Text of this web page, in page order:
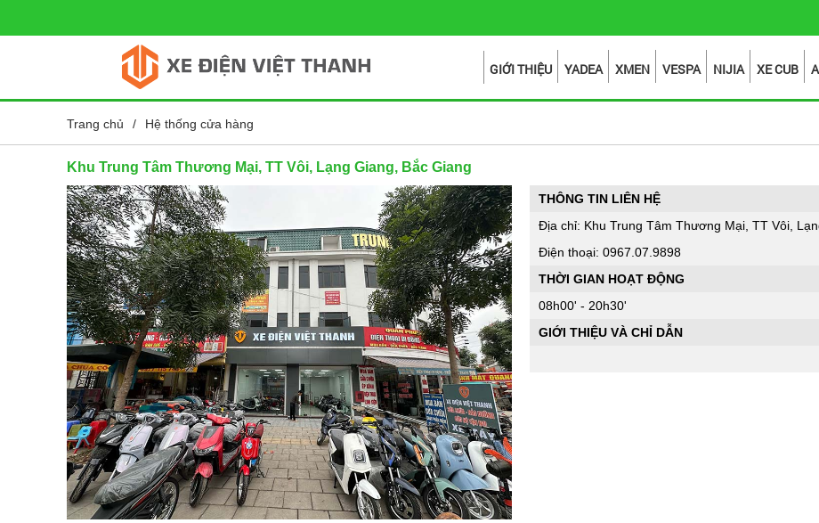
GIỚI THIỆU YADEA XMEN VESPA NIJIA XE CUB
Trang chủ / Hệ thống cửa hàng
Khu Trung Tâm Thương Mại, TT Vôi, Lạng Giang, Bắc Giang
THÔNG TIN LIÊN HỆ
Địa chỉ: Khu Trung Tâm Thương Mại, TT Vôi,
Điện thoại: 0967.07.9898
THỜI GIAN HOẠT ĐỘNG
08h00' - 20h30'
GIỚI THIỆU VÀ CHỈ DẪN